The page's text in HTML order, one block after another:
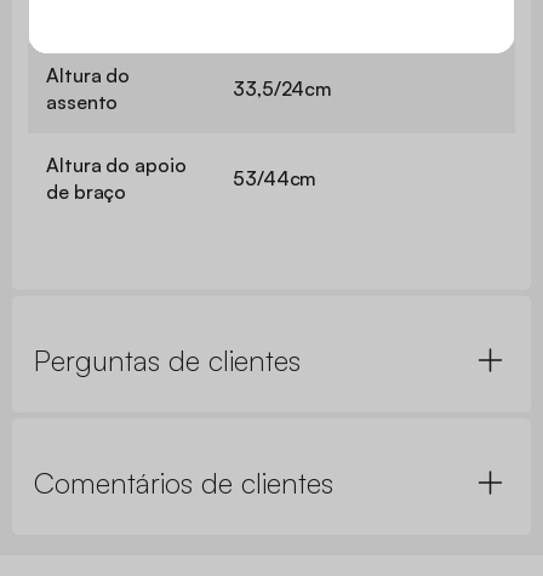
Altura do
assento
33,5/24cm
Altura do apoio
de braço
53/44cm
Perguntas de clientes
Comentários de clientes